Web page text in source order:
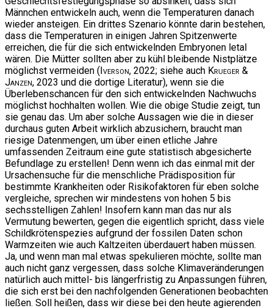
Männchen entwickeln auch, wenn die Temperaturen danach
wieder ansteigen. Ein drittes Szenario könnte darin bestehen,
dass die Temperaturen in einigen Jahren Spitzenwerte
erreichen, die für die sich entwickelnden Embryonen letal
wären. Die Mütter sollten aber zu kühl bleibende Nistplätze
möglichst vermeiden (Iverson, 2022; siehe auch Krueger &
Janzen, 2023 und die dortige Literatur), wenn sie die
Überlebenschancen für den sich entwickelnden Nachwuchs
möglichst hochhalten wollen. Wie die obige Studie zeigt, tun
sie genau das. Um aber solche Aussagen wie die in dieser
durchaus guten Arbeit wirklich abzusichern, braucht man
riesige Datenmengen, um über einen etliche Jahre
umfassenden Zeitraum eine gute statistisch abgesicherte
Befundlage zu erstellen! Denn wenn ich das einmal mit der
Ursachensuche für die menschliche Prädisposition für
bestimmte Krankheiten oder Risikofaktoren für eben solche
vergleiche, sprechen wir mindestens von hohen 5 bis
sechsstelligen Zahlen! Insofern kann man das nur als
Vermutung bewerten, gegen die eigentlich spricht, dass viele
Schildkrötenspezies aufgrund der fossilen Daten schon
Warmzeiten wie auch Kaltzeiten überdauert haben müssen.
Ja, und wenn man mal etwas spekulieren möchte, sollte man
auch nicht ganz vergessen, dass solche Klimaveränderungen
natürlich auch mittel- bis längerfristig zu Anpassungen führen,
die sich erst bei den nachfolgenden Generationen beobachten
ließen. Soll heißen, dass wir diese bei den heute agierenden